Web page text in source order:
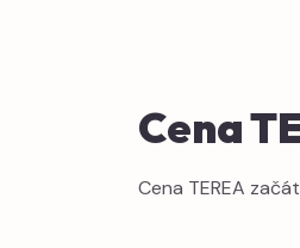
Cena
Cena TEREA